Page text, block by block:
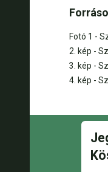
Fotó 1 -
2. kép -
3. kép -
4. kép -